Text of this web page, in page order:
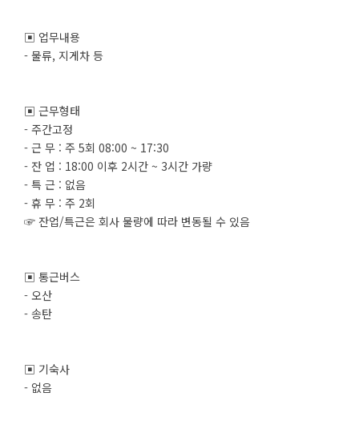
▣ 업무내용
- 물류, 지게차 등
▣ 근무형태
- 주간고정
- 근 무 : 주 5회 08:00 ~ 17:30
- 잔 업 : 18:00 이후 2시간 ~ 3시간 가량
- 특 근 : 없음
- 휴 무 : 주 2회
☞ 잔업/특근은 회사 물량에 따라 변동될 수 있음
▣ 통근버스
- 오산
- 송탄
▣ 기숙사
- 없음